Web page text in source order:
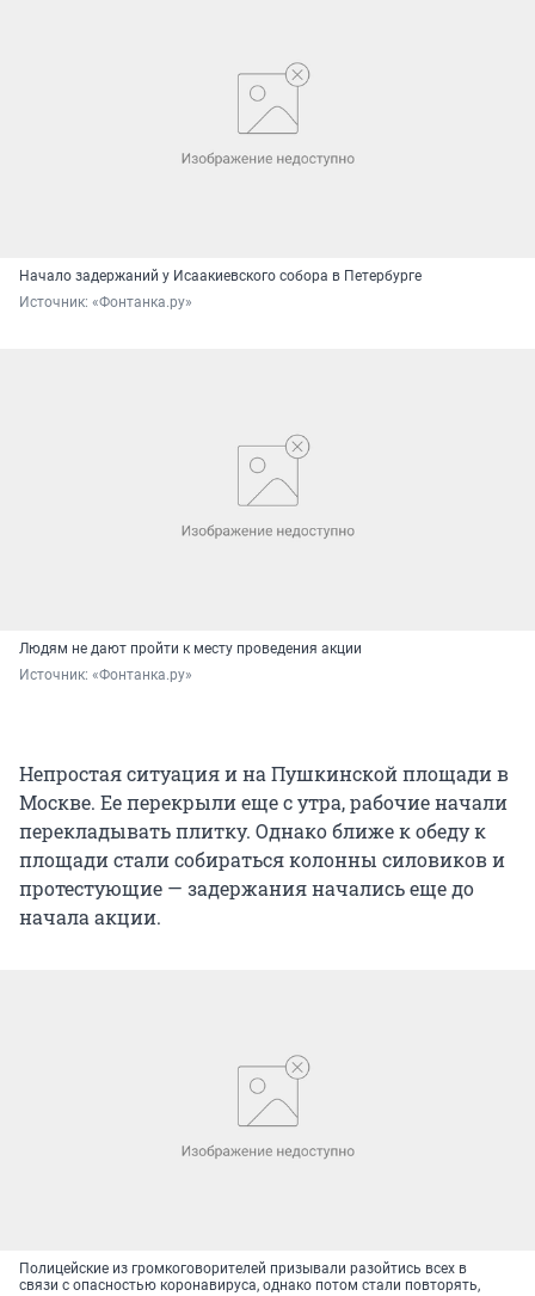
Начало задержаний у Исаакиевского собора в Петербурге
Источник: «Фонтанка.ру»
Людям не дают пройти к месту проведения акции
Источник: «Фонтанка.ру»
Непростая ситуация и на Пушкинской площади в
Москве. Ее перекрыли еще с утра, рабочие начали
перекладывать плитку. Однако ближе к обеду к
площади стали собираться колонны силовиков и
протестующие — задержания начались еще до
начала акции.
Полицейские из громкоговорителей призывали разойтись всех в
связи с опасностью коронавируса, однако потом стали повторять,